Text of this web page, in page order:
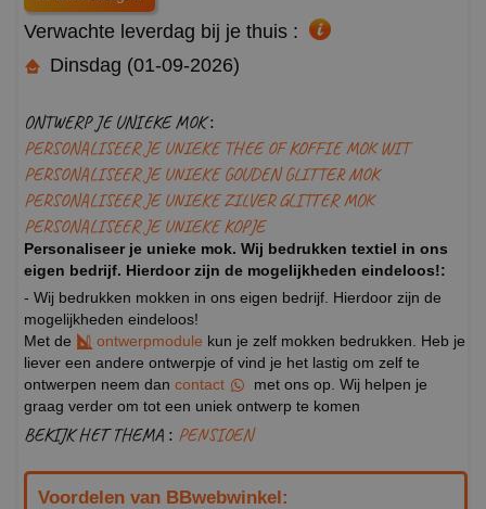
Verwachte leverdag bij je thuis :
Dinsdag (01-09-2026)
ONTWERP JE UNIEKE MOK :
PERSONALISEER JE UNIEKE THEE OF KOFFIE MOK WIT
PERSONALISEER JE UNIEKE GOUDEN GLITTER MOK
PERSONALISEER JE UNIEKE ZILVER GLITTER MOK
PERSONALISEER JE UNIEKE KOPJE
Personaliseer je unieke mok. Wij bedrukken textiel in ons
eigen bedrijf. Hierdoor zijn de mogelijkheden eindeloos!:
- Wij bedrukken mokken in ons eigen bedrijf. Hierdoor zijn de
mogelijkheden eindeloos!
Met de
ontwerpmodule kun je zelf mokken bedrukken. Heb je
liever een andere ontwerpje of vind je het lastig om zelf te
ontwerpen neem dan contact
met ons op. Wij helpen je
graag verder om tot een uniek ontwerp te komen
BEKIJK HET THEMA : PENSIOEN
Voordelen van BBwebwinkel: